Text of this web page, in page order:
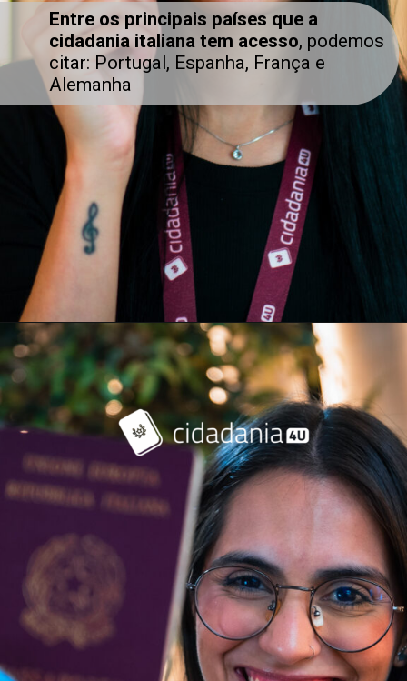
Entre os principais países que a
cidadania italiana tem acesso, podemos
citar: Portugal, Espanha, França e
Alemanha